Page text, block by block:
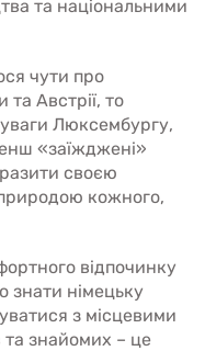
та національними
чути про
та Австрії, то
Люксембургу,
«заїжджені»
своєю
кожного,
відпочинку
знати німецьку
з місцевими
знайомих – це